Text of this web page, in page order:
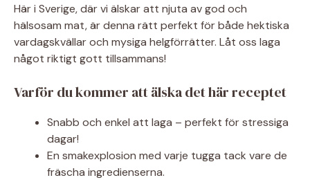
Här i Sverige, där vi älskar att njuta av god och
hälsosam mat, är denna rätt perfekt för både hektiska
vardagskvällar och mysiga helgförrätter. Låt oss laga
något riktigt gott tillsammans!
Varför du kommer att älska det här receptet
Snabb och enkel att laga – perfekt för stressiga
dagar!
En smakexplosion med varje tugga tack vare de
fräscha ingredienserna.